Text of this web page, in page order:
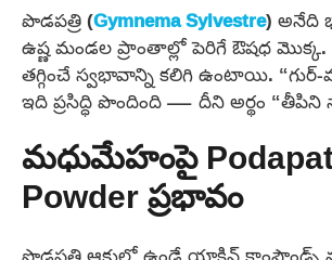
పొడపత్రి (Gymnema Sylvestre) అనేది
ఉష్ణ మండల ప్రాంతాల్లో పెరిగే ఔషధ మొక్క.
తగ్గించే స్వభావాన్ని కలిగి ఉంటాయి.
ఇది ప్రసిద్ధి పొందింది — దీని అర్థం
మధుమేహంపై
Powder ప్రభావం